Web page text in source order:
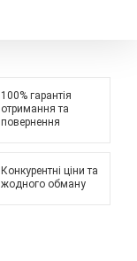
100% гарантія
отримання та
повернення
Конкурентні ціни та
жодного обману